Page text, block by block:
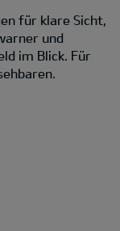
für klare Sicht,
und
im Blick. Für